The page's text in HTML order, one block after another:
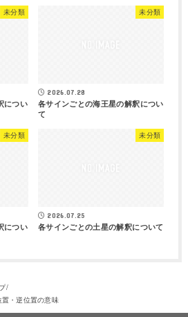
未分類
につい
未分類
2026.07.28
各サインごとの海王星の解釈につい
て
未分類
につい
未分類
2026.07.25
各サインごとの土星の解釈について
・逆位置の意味